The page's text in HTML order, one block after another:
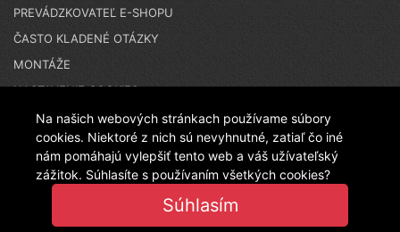
Na našich webových stránkach používame súbory
cookies. Niektoré z nich sú nevyhnutné, zatiaľ čo iné
nám pomáhajú vylepšiť tento web a váš užívateľský
zážitok. Súhlasíte s používaním všetkých cookies?
Súhlasím
PREVÁDZKOVATEĽ E-SHOPU
ČASTO KLADENÉ OTÁZKY
MONTÁŽE
NASTAVENIE COOKIES
N A K U P U J E T E N A Č E S K O M E S H O P E - T E N
T O E S H O P P R E V Á D Z K U J E L A N I T P L A S T